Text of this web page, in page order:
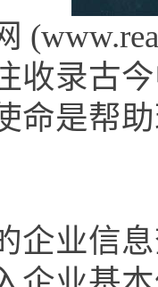
收录古
命是帮
企业信